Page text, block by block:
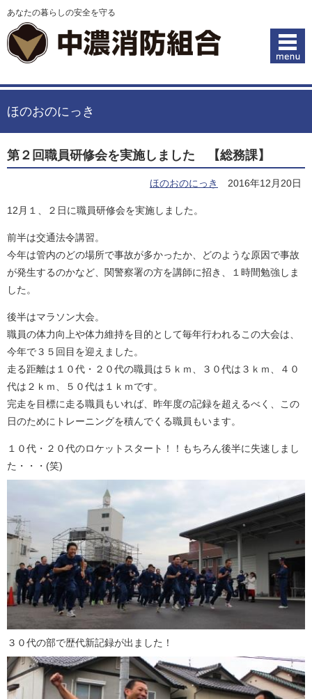
あなたの暮らしの安全を守る
ほのおのにっき
第２回職員研修会を実施しました 【総務課】
ほのおのにっき 2016年12月20日
12月１、２日に職員研修会を実施しました。
前半は交通法令講習。
今年は管内のどの場所で事故が多かったか、どのような原因で事故
が発生するのかなど、関警察署の方を講師に招き、１時間勉強しま
した。
後半はマラソン大会。
職員の体力向上や体力維持を目的として毎年行われるこの大会は、
今年で３５回目を迎えました。
走る距離は１０代・２０代の職員は５ｋｍ、３０代は３ｋｍ、４０
代は２ｋｍ、５０代は１ｋｍです。
完走を目標に走る職員もいれば、昨年度の記録を超えるべく、この
日のためにトレーニングを積んでくる職員もいます。
１０代・２０代のロケットスタート！！もちろん後半に失速しまし
た・・・(笑)
３０代の部で歴代新記録が出ました！